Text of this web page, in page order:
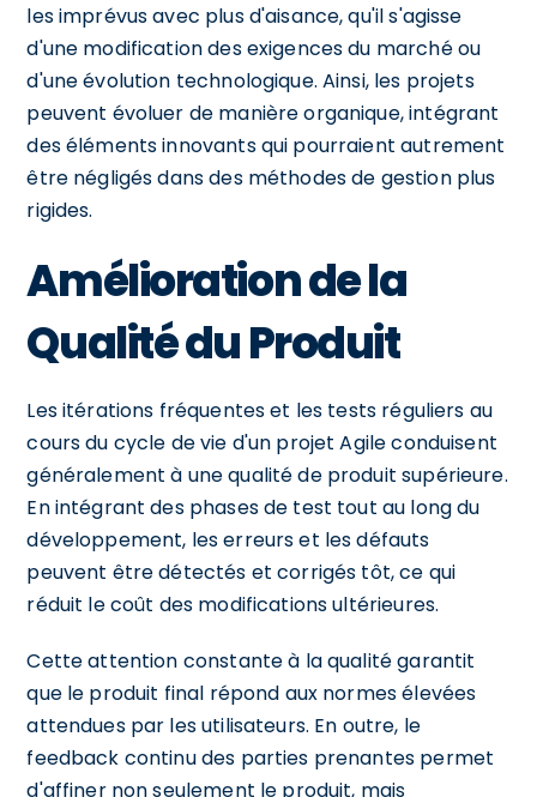
les imprévus avec plus d'aisance, qu'il s'agisse
d'une modification des exigences du marché ou
d'une évolution technologique. Ainsi, les projets
peuvent évoluer de manière organique, intégrant
des éléments innovants qui pourraient autrement
être négligés dans des méthodes de gestion plus
rigides.
Amélioration de la
Qualité du Produit
Les itérations fréquentes et les tests réguliers au
cours du cycle de vie d'un projet Agile conduisent
généralement à une qualité de produit supérieure.
En intégrant des phases de test tout au long du
développement, les erreurs et les défauts
peuvent être détectés et corrigés tôt, ce qui
réduit le coût des modifications ultérieures.
Cette attention constante à la qualité garantit
que le produit final répond aux normes élevées
attendues par les utilisateurs. En outre, le
feedback continu des parties prenantes permet
d'affiner non seulement le produit, mais